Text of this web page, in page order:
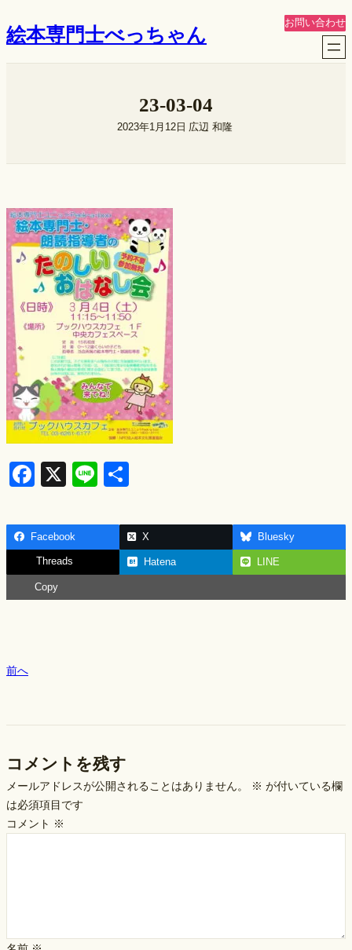
容
絵本専門士べっちゃん
お問い合わせ
23-03-04
2023年1月12日 広辺 和隆
F
c
e
b
o
X
Li
e
ar
e
Facebook X Bluesky
Threads Hatena LINE
Copy
前へ
コメントを残す
メールアドレスが公開されることはありません。 ※ が付いている欄
は必須項目です
コメント ※